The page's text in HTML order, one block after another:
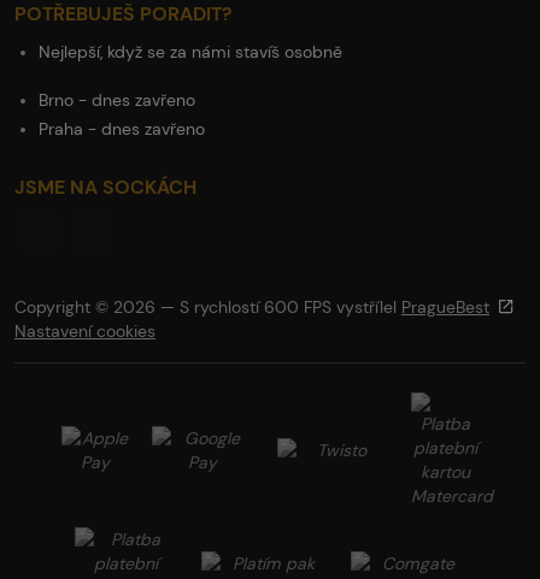
POTŘEBUJEŠ PORADIT?
Nejlepší, když se za námi stavíš osobně
Brno - dnes zavřeno
Praha - dnes zavřeno
JSME NA SOCKÁCH
Copyright © 2026 — S rychlostí 600 FPS vystřílel PragueBest
Nastavení cookies